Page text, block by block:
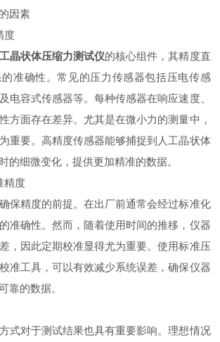
因素
度
晶状体压缩力测试仪的核心组件，其精度直
准确性。常见的压力传感器包括压电传感
电容式传感器等。每种传感器在响应速度、
方面存在差异。尤其是在微小力的测量中，
重要。高精度传感器能够捕捉到人工晶状体
的细微变化，提供更加精准的数据。
度
精度的前提。在出厂前通常会经过标准化
准确性。然而，随着使用时间的推移，仪器
，因此定期校准显得尤为重要。使用标准压
准工具，可以有效减少系统误差，确保仪器
靠的数据。
对于测试结果也具有重要影响。理想情况